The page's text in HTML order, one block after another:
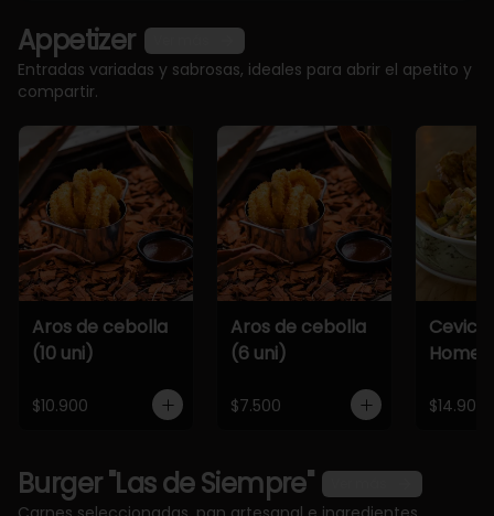
Appetizer
Entradas variadas y sabrosas, ideales para abrir el apetito y
compartir.
Aros de cebolla
(10 uni)
$10.900
Aros de cebolla
(6 uni)
$7.500
Home
$14.900
Burger "Las de Siempre"